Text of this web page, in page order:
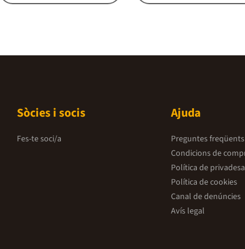
Sòcies i socis
Fes-te soci/a
Ajuda
Preguntes freqüents
Condicions de
Política de privadesa
Política de cookies
Canal de denúncies
Avís legal